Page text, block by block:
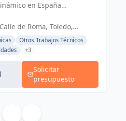
en España y
dar vida a
de Roma, Toledo,
Otros Trabajos Técnicos
+3
Solicitar
presupuesto